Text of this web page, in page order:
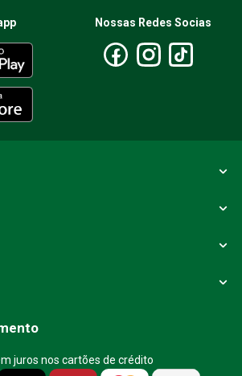
Nossas Redes Socias
juros nos cartões de crédito